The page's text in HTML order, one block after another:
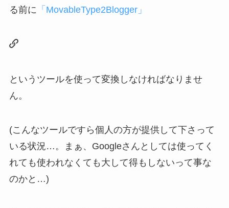
る前に 「MovableType2Blogger」
というツールを使って変換しなければなりませ
ん。
(こんなツールですら個人の方が提供して下さって
いる状況…。まぁ、Googleさんとしては使ってく
れても使われなくても大して得もしないって事な
のかと…)